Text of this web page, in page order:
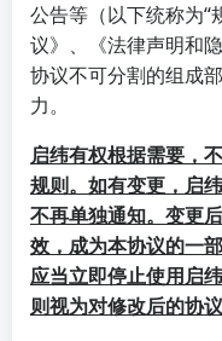
公告等（以下统称为“
议》、《法律声明和
协议不可分割的组成
力。
启纬有权根据需要，
规则。如有变更，启
不再单独通知。变更
效，成为本协议的一
应当立即停止使用启
则视为对修改后的协